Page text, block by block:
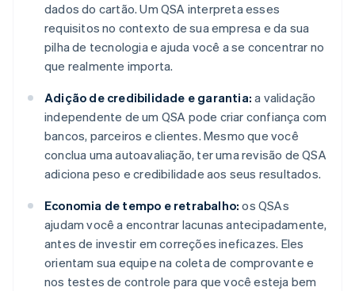
dados do cartão. Um QSA interpreta esses
requisitos no contexto de sua empresa e da sua
pilha de tecnologia e ajuda você a se concentrar no
que realmente importa.
Adição de credibilidade e garantia: a validação
independente de um QSA pode criar confiança com
bancos, parceiros e clientes. Mesmo que você
conclua uma autoavaliação, ter uma revisão de QSA
adiciona peso e credibilidade aos seus resultados.
Economia de tempo e retrabalho: os QSAs
ajudam você a encontrar lacunas antecipadamente,
antes de investir em correções ineficazes. Eles
orientam sua equipe na coleta de comprovante e
nos testes de controle para que você esteja bem